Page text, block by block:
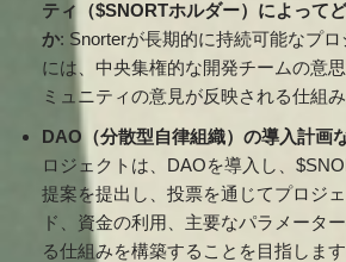
ティ（$SNORTホルダー）によって
か: Snorterが長期的に持続可能なプ
には、中央集権的な開発チームの意
ミュニティの意見が反映される仕組み
DAO（分散型自律組織）の導入計画
ロジェクトは、DAOを導入し、
提案を提出し、投票を通じてプロジ
ド、資金の利用、主要なパラメータ
る仕組みを構築することを目指しま